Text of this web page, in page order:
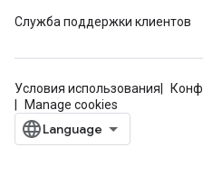
Служба поддержки клиентов
Условия использования
Manage cookies